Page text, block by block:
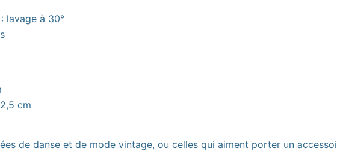
: lavage à 30°
cm
de danse et de mode vintage, ou celles qui aiment porter un